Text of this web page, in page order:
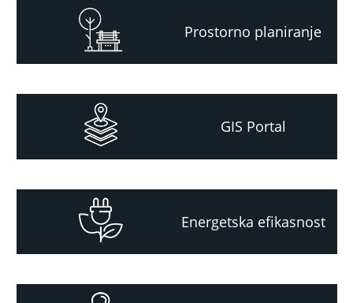
Prostorno planiranje
GIS Portal
Energetska efikasnost